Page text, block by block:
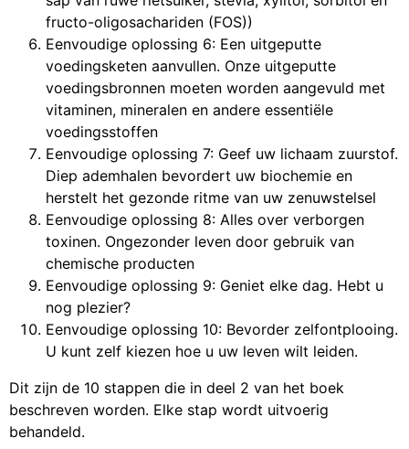
fructo-oligosachariden (FOS))
Eenvoudige oplossing 6: Een uitgeputte
voedingsketen aanvullen. Onze uitgeputte
voedingsbronnen moeten worden aangevuld met
vitaminen, mineralen en andere essentiële
voedingsstoffen
Eenvoudige oplossing 7: Geef uw lichaam zuurstof.
Diep ademhalen bevordert uw biochemie en
herstelt het gezonde ritme van uw zenuwstelsel
Eenvoudige oplossing 8: Alles over verborgen
toxinen. Ongezonder leven door gebruik van
chemische producten
Eenvoudige oplossing 9: Geniet elke dag. Hebt u
nog plezier?
Eenvoudige oplossing 10: Bevorder zelfontplooing.
U kunt zelf kiezen hoe u uw leven wilt leiden.
Dit zijn de 10 stappen die in deel 2 van het boek
beschreven worden. Elke stap wordt uitvoerig
behandeld.